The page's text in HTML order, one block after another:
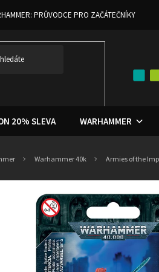
PRŮVODCE PRO ZAČÁTEČNÍKY
20% SLEVA WARHAMMER
Warhammer 40k Armies of the